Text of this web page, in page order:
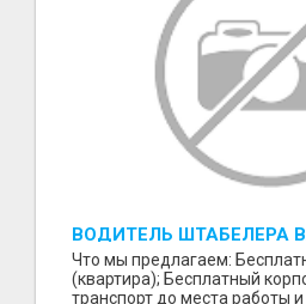
ВОДИТЕЛЬ ШТАБЕЛЕРА
ФОМИНСКЕ
Что мы предлагаем:
(квартира); Бесплатный
транспорт до места работы